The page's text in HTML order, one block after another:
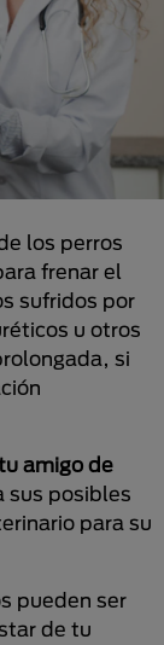
los perros
frenar el
sufridos por
u otros
si
amigo de
sus posibles
para su
pueden ser
de tu